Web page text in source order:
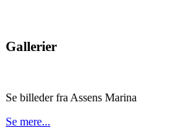
Gallerier
Se billeder fra Assens Marina
Se mere...